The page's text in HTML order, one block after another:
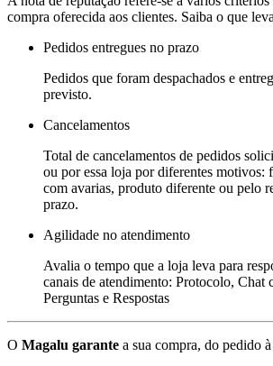
compra oferecida aos clientes. Saiba o que
Pedidos entregues no prazo
Pedidos que foram despachados e
previsto.
Cancelamentos
Total de cancelamentos de pedidos
ou por essa loja por diferentes motivos:
com avarias, produto diferente ou pelo
prazo.
Agilidade no atendimento
Avalia o tempo que a loja leva para
canais de atendimento: Protocolo, Chat
Perguntas e Respostas
O Magalu garante a sua compra, do pedido